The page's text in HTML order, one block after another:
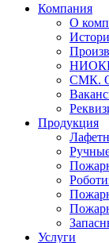
Компания
О
СМК.
Продукция
Услуги